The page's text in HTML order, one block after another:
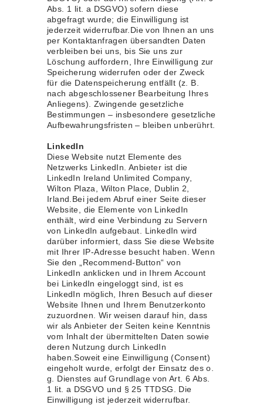
Abs. 1 lit. a DSGVO) sofern diese
abgefragt wurde; die Einwilligung ist
jederzeit widerrufbar.Die von Ihnen an uns
per Kontaktanfragen übersandten Daten
verbleiben bei uns, bis Sie uns zur
Löschung auffordern, Ihre Einwilligung zur
Speicherung widerrufen oder der Zweck
für die Datenspeicherung entfällt (z. B.
nach abgeschlossener Bearbeitung Ihres
Anliegens). Zwingende gesetzliche
Bestimmungen – insbesondere gesetzliche
Aufbewahrungsfristen – bleiben unberührt.
LinkedIn
Diese Website nutzt Elemente des
Netzwerks LinkedIn. Anbieter ist die
LinkedIn Ireland Unlimited Company,
Wilton Plaza, Wilton Place, Dublin 2,
Irland.Bei jedem Abruf einer Seite dieser
Website, die Elemente von LinkedIn
enthält, wird eine Verbindung zu Servern
von LinkedIn aufgebaut. LinkedIn wird
darüber informiert, dass Sie diese Website
mit Ihrer IP-Adresse besucht haben. Wenn
Sie den „Recommend-Button“ von
LinkedIn anklicken und in Ihrem Account
bei LinkedIn eingeloggt sind, ist es
LinkedIn möglich, Ihren Besuch auf dieser
Website Ihnen und Ihrem Benutzerkonto
zuzuordnen. Wir weisen darauf hin, dass
wir als Anbieter der Seiten keine Kenntnis
vom Inhalt der übermittelten Daten sowie
deren Nutzung durch LinkedIn
haben.Soweit eine Einwilligung (Consent)
eingeholt wurde, erfolgt der Einsatz des o.
g. Dienstes auf Grundlage von Art. 6 Abs.
1 lit. a DSGVO und § 25 TTDSG. Die
Einwilligung ist jederzeit widerrufbar.